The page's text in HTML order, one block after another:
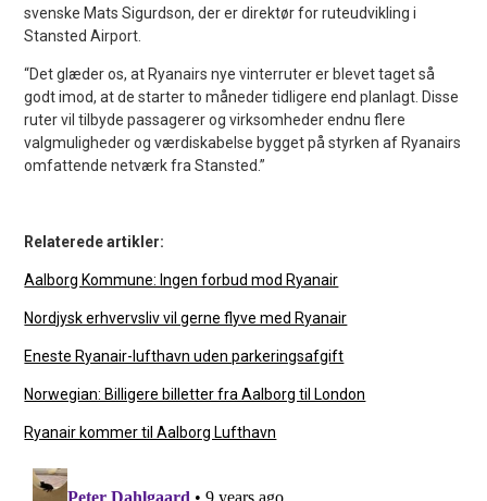
svenske Mats Sigurdson, der er direktør for ruteudvikling i
Stansted Airport.
“Det glæder os, at Ryanairs nye vinterruter er blevet taget så
godt imod, at de starter to måneder tidligere end planlagt. Disse
ruter vil tilbyde passagerer og virksomheder endnu flere
valgmuligheder og værdiskabelse bygget på styrken af Ryanairs
omfattende netværk fra Stansted.”
Relaterede artikler:
Aalborg Kommune: Ingen forbud mod Ryanair
Nordjysk erhvervsliv vil gerne flyve med Ryanair
Eneste Ryanair-lufthavn uden parkeringsafgift
Norwegian: Billigere billetter fra Aalborg til London
Ryanair kommer til Aalborg Lufthavn